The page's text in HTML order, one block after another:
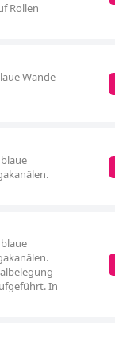
Rollen
Wände
In